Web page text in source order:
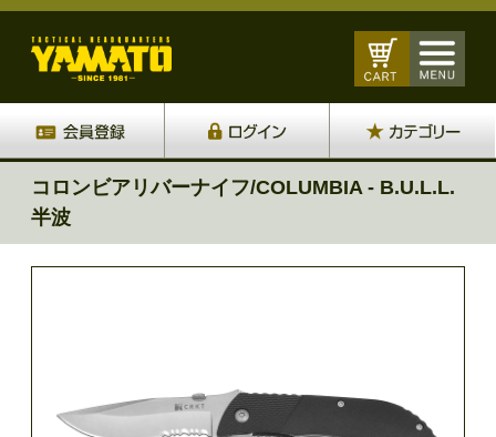
コロンビアリバーナイフ/COLUMBIA - B.U.L.L.
半波